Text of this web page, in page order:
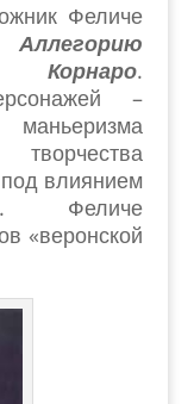
Феличе
Аллегорию
.
–
влиянием
Феличе
«веронской